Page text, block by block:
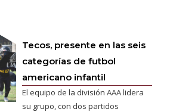
Tecos, presente en las seis
categorías de futbol
americano infantil
El equipo de la división AAA lidera
su grupo, con dos partidos